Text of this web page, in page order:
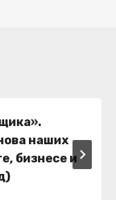
наших
бизнесе и